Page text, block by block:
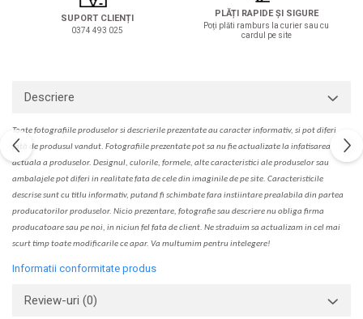
SUPORT CLIENȚI
0374 493 025
PLĂȚI RAPIDE ȘI SIGURE
Poți plăti ramburs la curier sau cu
cardul pe site
Descriere
Toate fotografiile produselorsidescrierileprezentate au caracter informativ, si pot diferi
fa
ă de produsul vandut. Fotografiile prezentate pot sa nu fie actualizate la infatisarea
actuala a produselor. Designul, culorile, formele, alte caracteristici ale produselor sau
ambalajele pot diferi in realitate fata de cele din imaginile de pe site. Caracteristicile
descrise sunt cu titlu informativ, putand fi schimbate fara instiintare prealabila din partea
producatorilor produselor. Nicio prezentare, fotografie sau descriere nu obliga firma
producatoare sau pe noi, in niciun fel fata de client. Ne straduim sa actualizam in cel mai
scurt timp toate modificarile ce apar. Va multumim pentru intelegere!
Informatii conformitate produs
Review-uri (0)